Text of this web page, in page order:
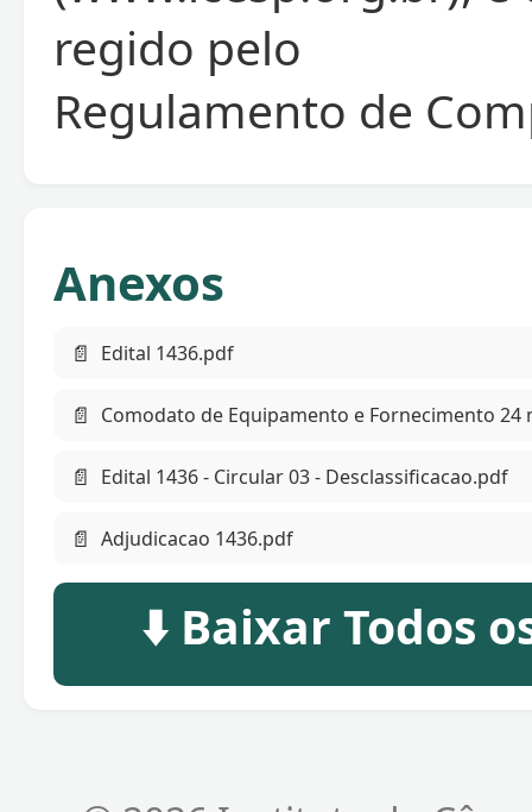
regido pelo
Regulamento de
Anexos
📄 Edital 1436.pdf
📄 Comodato de Equipamento e Fornecimento 24
📄 Edital 1436 - Circular 03 - Desclassificacao.pdf
📄 Adjudicacao 1436.pdf
⬇️ Baixar Todos